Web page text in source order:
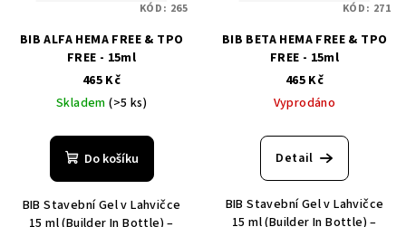
BIB ALFA HEMA FREE & TPO
FREE - 15ml
465 Kč
Skladem(>5 ks)
Do košíku
BIB Stavební Gel v Lahvičce
KÓD: 265
BIB BETA HEMA FREE & TPO
FREE - 15ml
465 Kč
Vyprodáno
Detail
BIB Stavební Gel v Lahvičce
15 ml (Builder In Bottle) –
KÓD: 271